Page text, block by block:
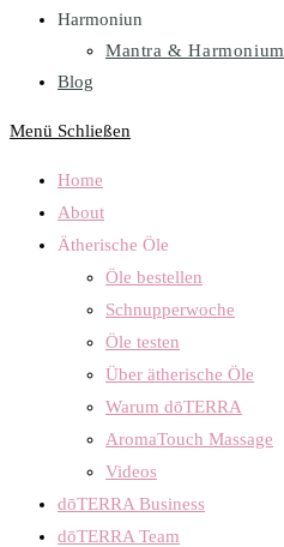
Harmoniun
Mantra & Harmonium
Blog
Menü Schließen
Home
About
Ätherische Öle
Öle bestellen
Schnupperwoche
Öle testen
Über ätherische Öle
Warum dōTERRA
AromaTouch Massage
Videos
dōTERRA Business
dōTERRA Team